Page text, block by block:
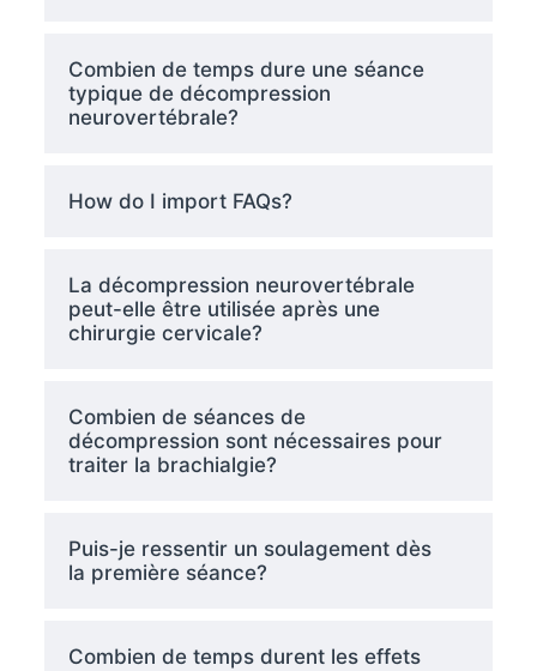
Combien de temps dure une séance
typique de décompression
neurovertébrale?
How do I import FAQs?
La décompression neurovertébrale
peut-elle être utilisée après une
chirurgie cervicale?
Combien de séances de
décompression sont nécessaires pour
traiter la brachialgie?
Puis-je ressentir un soulagement dès
la première séance?
Combien de temps durent les effets